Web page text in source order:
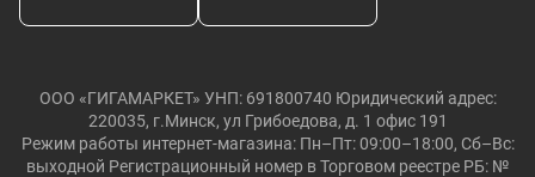
ООО «ГИГАМАРКЕТ» УНП: 691800740 Юридический адрес:
220035, г.Минск, ул Грибоедова, д. 1 офис 191
Режим работы интернет-магазина: Пн–Пт: 09:00–18:00, Сб–Вс:
выходной Регистрационный номер в Торговом реестре РБ: №